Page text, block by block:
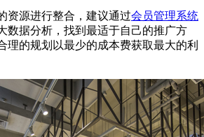
资源进行整合，建议通过会员管理系统
数据分析，找到最适于自己的推广方
理的规划以最少的成本费获取最大的利